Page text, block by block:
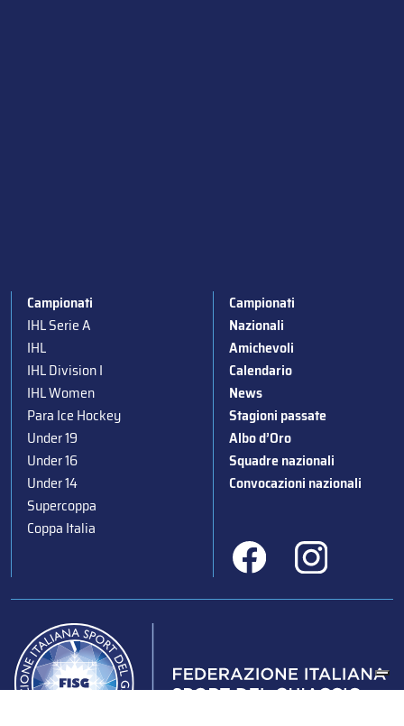
Campionati
IHL Serie A
IHL
IHL Division I
IHL Women
Para Ice Hockey
Under 19
Under 16
Under 14
Supercoppa
Coppa Italia
Campionati
Nazionali
Amichevoli
Calendario
News
Stagioni passate
Albo d’Oro
Squadre nazionali
Convocazioni nazionali